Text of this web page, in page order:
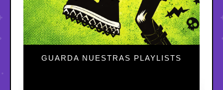
GUARDA NUESTRAS PLAYLISTS